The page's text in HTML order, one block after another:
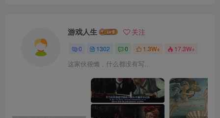
游戏人生 关注
0 1302 0 1.3W+ 17.3W+
这家伙很懒，什么都没有写...